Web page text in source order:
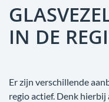
IN DE
Er zijn verschillende
regio actief. Denk hierbij